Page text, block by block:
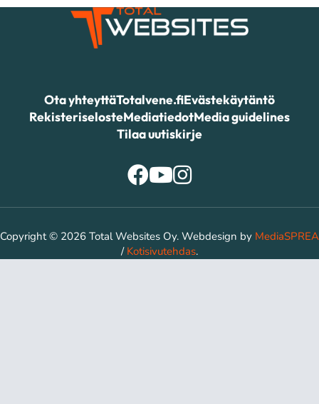
Ota yhteyttäTotalvene.fiEvästekäytäntö
RekisteriselosteMediatiedotMedia guidelines
Tilaa uutiskirje
Copyright © 2026 Total Websites Oy. Webdesign by MediaSPREA
/ Kotisivutehdas.